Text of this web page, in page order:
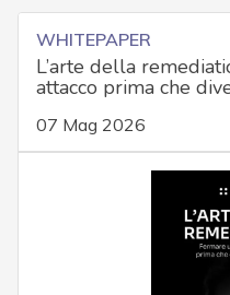
WHITEPAPER
L’arte della
attacco prima che
07 Mag 2026